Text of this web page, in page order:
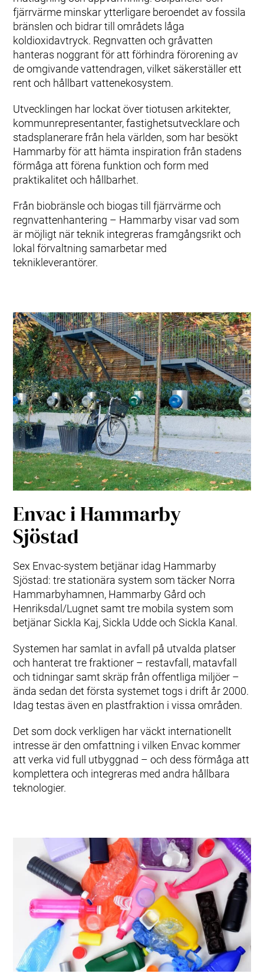
fjärrvärme minskar ytterligare beroendet av fossila
bränslen och bidrar till områdets låga
koldioxidavtryck. Regnvatten och gråvatten
hanteras noggrant för att förhindra förorening av
de omgivande vattendragen, vilket säkerställer ett
rent och hållbart vattenekosystem.
Utvecklingen har lockat över tiotusen arkitekter,
kommunrepresentanter, fastighetsutvecklare och
stadsplanerare från hela världen, som har besökt
Hammarby för att hämta inspiration från stadens
förmåga att förena funktion och form med
praktikalitet och hållbarhet.
Från biobränsle och biogas till fjärrvärme och
regnvattenhantering – Hammarby visar vad som
är möjligt när teknik integreras framgångsrikt och
lokal förvaltning samarbetar med
teknikleverantörer.
Envac i Hammarby
Sjöstad
Sex Envac-system betjänar idag Hammarby
Sjöstad: tre stationära system som täcker Norra
Hammarbyhamnen, Hammarby Gård och
Henriksdal/Lugnet samt tre mobila system som
betjänar Sickla Kaj, Sickla Udde och Sickla Kanal.
Systemen har samlat in avfall på utvalda platser
och hanterat tre fraktioner – restavfall, matavfall
och tidningar samt skräp från offentliga miljöer –
ända sedan det första systemet togs i drift år 2000.
Idag testas även en plastfraktion i vissa områden.
Det som dock verkligen har väckt internationellt
intresse är den omfattning i vilken Envac kommer
att verka vid full utbyggnad – och dess förmåga att
komplettera och integreras med andra hållbara
teknologier.